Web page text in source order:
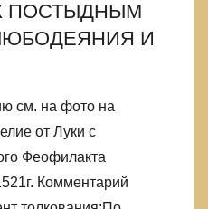
ПОСТЫДНЫМ
И
см. на фото на
от Луки с
Феофилакта
Комментарий